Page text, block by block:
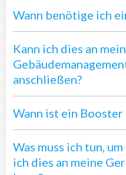
Wann benötige ich
Kann ich dies an mein
anschließen?
Wann ist ein Booster
Was muss ich tun,
ich dies an meine